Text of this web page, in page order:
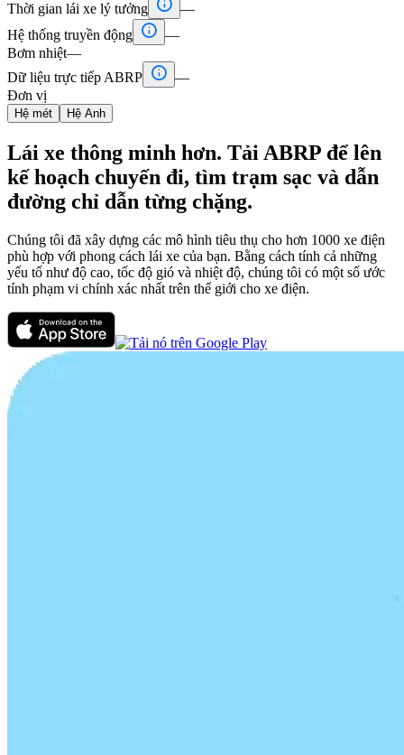
Thời gian lái xe lý tưởng  —
Hệ thống truyền động  —
Bơm nhiệt—
Dữ liệu trực tiếp ABRP  —
Đơn vị
Hệ mét Hệ Anh
Lái xe thông minh hơn. Tải ABRP để lên
kế hoạch chuyến đi, tìm trạm sạc và dẫn
đường chỉ dẫn từng chặng.
Chúng tôi đã xây dựng các mô hình tiêu thụ cho hơn 1000 xe điện
phù hợp với phong cách lái xe của bạn. Bằng cách tính cả những
yếu tố như độ cao, tốc độ gió và nhiệt độ, chúng tôi có một số ước
tính phạm vi chính xác nhất trên thế giới cho xe điện.